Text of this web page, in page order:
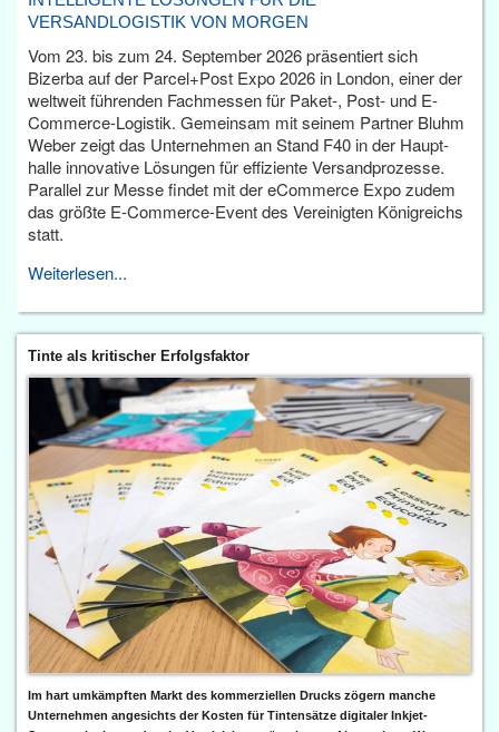
VERSANDLOGISTIK VON MORGEN
Vom 23. bis zum 24. September 2026 präsentiert sich
Bizerba auf der Parcel+Post Expo 2026 in London, einer der
weltweit führenden Fachmessen für Paket-, Post- und E-
Commerce-Logistik. Gemeinsam mit seinem Partner Bluhm
Weber zeigt das Unternehmen an Stand F40 in der Haupt­
halle innovative Lösungen für effiziente Versandprozesse.
Parallel zur Messe findet mit der eCommerce Expo zudem
das größte E-Commerce-Event des Vereinigten Königreichs
statt.
Weiterlesen...
Tinte als kritischer Erfolgsfaktor
Im hart umkämpften Markt des kommerziellen Drucks zögern manche
Unternehmen angesichts der Kosten für Tintensätze digitaler Inkjet-